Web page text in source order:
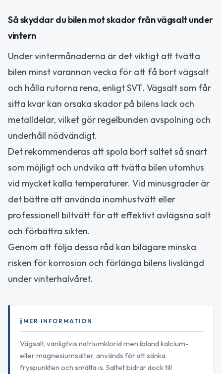
Så skyddar du bilen mot skador från vägsalt under
vintern
Under vintermånaderna är det viktigt att tvätta
bilen minst varannan vecka för att få bort vägsalt
och hålla rutorna rena, enligt SVT. Vägsalt som får
sitta kvar kan orsaka skador på bilens lack och
metalldelar, vilket gör regelbunden avspolning och
underhåll nödvändigt.
Det rekommenderas att spola bort saltet så snart
som möjligt och undvika att tvätta bilen utomhus
vid mycket kalla temperaturer. Vid minusgrader är
det bättre att använda inomhustvätt eller
professionell biltvätt för att effektivt avlägsna salt
och förbättra sikten.
Genom att följa dessa råd kan bilägare minska
risken för korrosion och förlänga bilens livslängd
under vinterhalvåret.
MER INFORMATION
Vägsalt, vanligtvis natriumklorid men ibland kalcium-
eller magnesiumsalter, används för att sänka
fryspunkten och smälta is. Saltet bidrar dock till